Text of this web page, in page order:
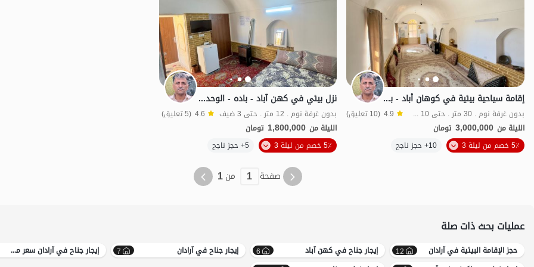
إقامة سياحية بيئية في كوهان أباد - باده - الوحدة 103
بدون غرفة نوم . 30 متر . حتى 10 ضيف 4.9 (10 تعليق)
الليلة من 3,000,000 تومان
5٪ خصم من ليلة 3
10+ حجز ناجح الموقع على الخريطة
نزل بيئي في كهن آباد - باده - الوحدة 101
بدون غرفة نوم . 12 متر . حتى 3 ضيف 4.6 (5 تعليق)
الليلة من 1,800,000 تومان
5٪ خصم من ليلة 3
5+ حجز ناجح
صفحة 1 من1
عمليات بحث ذات صلة
حجز الإقامة البيئية في آرادان 12 إيجار جناح في کهن آباد 6 إيجار جناح في آرادان 7
إيجار جناح في آرادان سعر معقول